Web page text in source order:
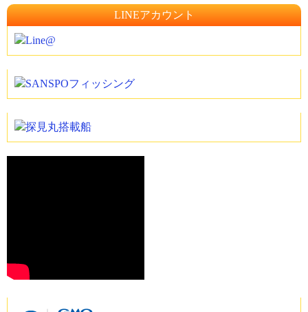
LINEアカウント